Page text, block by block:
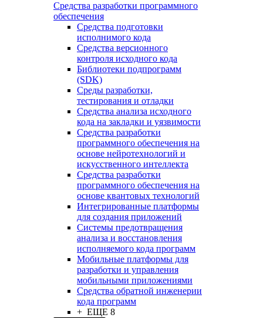
Средства разработки программного
обеспечения
Средства подготовки
исполнимого кода
Средства версионного
контроля исходного кода
Библиотеки подпрограмм
(SDK)
Среды разработки,
тестирования и отладки
Средства анализа исходного
кода на закладки и уязвимости
Средства разработки
программного обеспечения на
основе нейротехнологий и
искусственного интеллекта
Средства разработки
программного обеспечения на
основе квантовых технологий
Интегрированные платформы
для создания приложений
Системы предотвращения
анализа и восстановления
исполняемого кода программ
Мобильные платформы для
разработки и управления
мобильными приложениями
Средства обратной инженерии
кода программ
+ ЕЩЕ 8